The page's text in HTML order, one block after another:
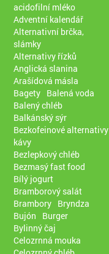
acidofilní mléko
Adventní kalendář
Alternativní brčka,
slámky
Alternativy řízků
Anglická slanina
Arašídová másla
Bagety Balená voda
Balený chléb
Balkánský sýr
Bezkofeinové alternativy
kávy
Bezlepkový chléb
Bezmasý fast food
Bílý jogurt
Bramborový salát
Brambory Bryndza
Bujón
Burger
Bylinný čaj
Celozrnná mouka